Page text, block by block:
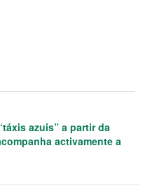
azuis” a partir da
activamente a